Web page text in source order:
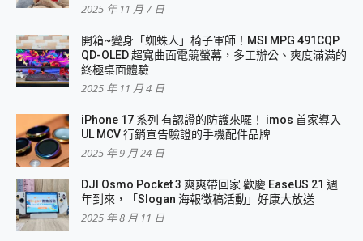
2025 年 11 月 7 日
開箱~變身「蜘蛛人」椅子軍師！MSI MPG 491CQP
QD-OLED 超寬曲面電競螢幕，多工辦公、爽度滿滿的
終極桌面體驗
2025 年 11 月 4 日
iPhone 17 系列 有認證的防護來囉！ imos 首家導入
UL MCV 行銷宣告驗證的手機配件品牌
2025 年 9 月 24 日
DJI Osmo Pocket 3 爽爽帶回家 歡慶 EaseUS 21 週
年到來，「Slogan 海報徵稿活動」好康大放送
2025 年 8 月 11 日